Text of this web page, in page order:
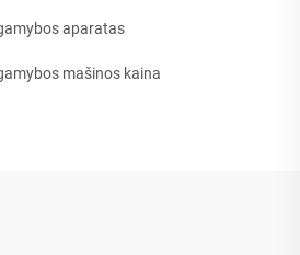
aparatas
mašinos kaina